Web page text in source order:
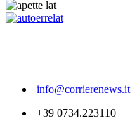
info@corrierenews.it
+39 0734.223110